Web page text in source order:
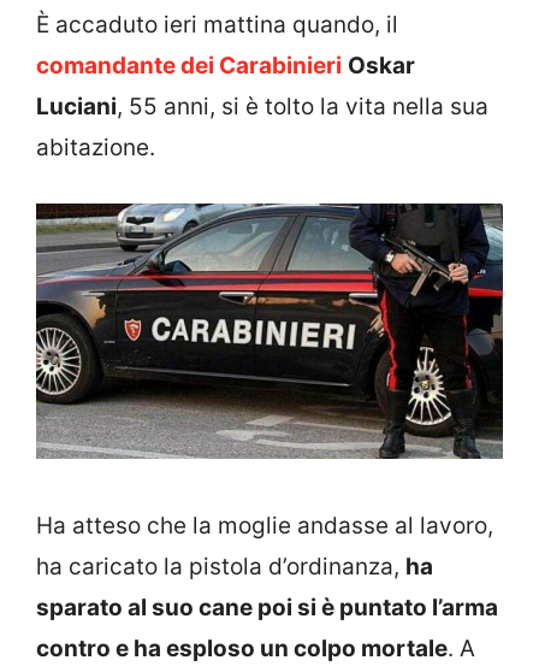
È accaduto ieri mattina quando, il
comandante dei Carabinieri Oskar
Luciani, 55 anni, si è tolto la vita nella sua
abitazione.
Ha atteso che la moglie andasse al lavoro,
ha caricato la pistola d’ordinanza, ha
sparato al suo cane poi si è puntato l’arma
contro e ha esploso un colpo mortale. A